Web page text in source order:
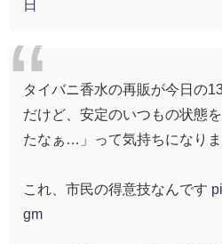
日
タイバニ香水の再販が今日の
だけど、安定のいつもの状態
たなぁ…」って気持ちになり
これ、市民の得意技なんです
gm